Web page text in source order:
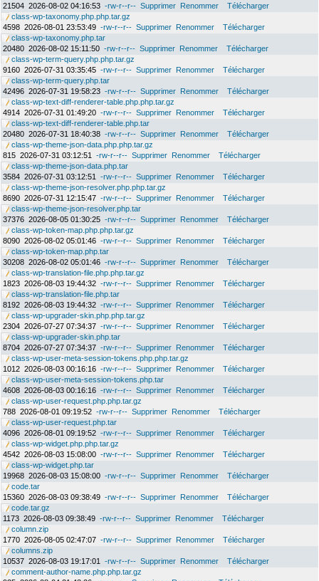
21504 2026-08-02 04:16:53 -rw-r--r-- Supprimer Renommer
Télécharger
class-wp-taxonomy.php.php.tar.gz
4598 2026-08-01 23:53:49 -rw-r--r-- Supprimer Renommer
Télécharger
class-wp-taxonomy.php.tar
20480 2026-08-02 15:11:50 -rw-r--r-- Supprimer Renommer
Télécharger
class-wp-term-query.php.php.tar.gz
9160 2026-07-31 03:35:45 -rw-r--r-- Supprimer Renommer
Télécharger
class-wp-term-query.php.tar
42496 2026-07-31 19:58:23 -rw-r--r-- Supprimer Renommer
Télécharger
class-wp-text-diff-renderer-table.php.php.tar.gz
4914 2026-07-31 01:49:20 -rw-r--r-- Supprimer Renommer
Télécharger
class-wp-text-diff-renderer-table.php.tar
20480 2026-07-31 18:40:38 -rw-r--r-- Supprimer Renommer
Télécharger
class-wp-theme-json-data.php.php.tar.gz
815 2026-07-31 03:12:51 -rw-r--r-- Supprimer Renommer
Télécharger
class-wp-theme-json-data.php.tar
3584 2026-07-31 03:12:51 -rw-r--r-- Supprimer Renommer
Télécharger
class-wp-theme-json-resolver.php.php.tar.gz
8690 2026-07-31 12:15:47 -rw-r--r-- Supprimer Renommer
Télécharger
class-wp-theme-json-resolver.php.tar
37376 2026-08-05 01:30:25 -rw-r--r-- Supprimer Renommer
Télécharger
class-wp-token-map.php.php.tar.gz
8090 2026-08-02 05:01:46 -rw-r--r-- Supprimer Renommer
Télécharger
class-wp-token-map.php.tar
30208 2026-08-02 05:01:46 -rw-r--r-- Supprimer Renommer
Télécharger
class-wp-translation-file.php.php.tar.gz
1823 2026-08-03 19:44:32 -rw-r--r-- Supprimer Renommer
Télécharger
class-wp-translation-file.php.tar
8192 2026-08-03 19:44:32 -rw-r--r-- Supprimer Renommer
Télécharger
class-wp-upgrader-skin.php.php.tar.gz
2304 2026-07-27 07:34:37 -rw-r--r-- Supprimer Renommer
Télécharger
class-wp-upgrader-skin.php.tar
8704 2026-07-27 07:34:37 -rw-r--r-- Supprimer Renommer
Télécharger
class-wp-user-meta-session-tokens.php.php.tar.gz
1012 2026-08-03 00:16:16 -rw-r--r-- Supprimer Renommer
Télécharger
class-wp-user-meta-session-tokens.php.tar
4608 2026-08-03 00:16:16 -rw-r--r-- Supprimer Renommer
Télécharger
class-wp-user-request.php.php.tar.gz
788 2026-08-01 09:19:52 -rw-r--r-- Supprimer Renommer
Télécharger
class-wp-user-request.php.tar
4096 2026-08-01 09:19:52 -rw-r--r-- Supprimer Renommer
Télécharger
class-wp-widget.php.php.tar.gz
4542 2026-08-03 15:08:00 -rw-r--r-- Supprimer Renommer
Télécharger
class-wp-widget.php.tar
19968 2026-08-03 15:08:00 -rw-r--r-- Supprimer Renommer
Télécharger
code.tar
15360 2026-08-03 09:38:49 -rw-r--r-- Supprimer Renommer
Télécharger
code.tar.gz
1173 2026-08-03 09:38:49 -rw-r--r-- Supprimer Renommer
Télécharger
column.zip
1770 2026-08-05 02:47:07 -rw-r--r-- Supprimer Renommer
Télécharger
columns.zip
10537 2026-08-03 19:17:01 -rw-r--r-- Supprimer Renommer
Télécharger
comment-author-name.php.php.tar.gz